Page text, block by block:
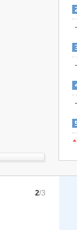
2/3